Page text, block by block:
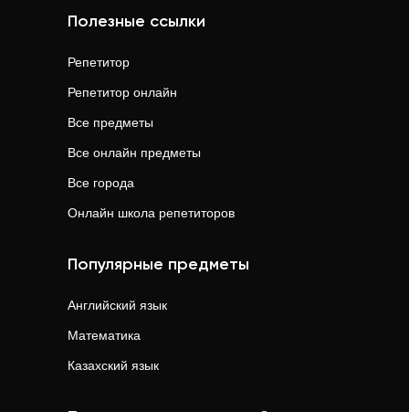
Полезные ссылки
Репетитор
Репетитор онлайн
Все предметы
Все онлайн предметы
Все города
Онлайн школа репетиторов
Популярные предметы
Английский язык
Математика
Казахский язык